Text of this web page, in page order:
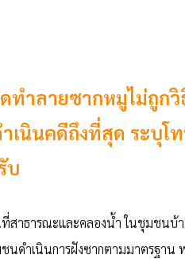
ำลายซากหมูไม่ถูก
เนินคดีถึงที่สุด ระบุโ
บ
สาธารณะและคลองน้ำ ในชุมชนบ้
ดำเนินการฝังซากตามมาตรฐาน